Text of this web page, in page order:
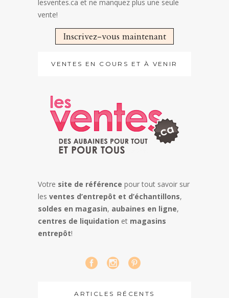
lesventes.ca et ne manquez plus une seule
vente!
Inscrivez-vous maintenant
VENTES EN COURS ET À VENIR
Votre site de référence pour tout savoir sur
les ventes d’entrepôt et d’échantillons,
soldes en magasin, aubaines en ligne,
centres de liquidation et magasins
entrepôt!
ARTICLES RÉCENTS